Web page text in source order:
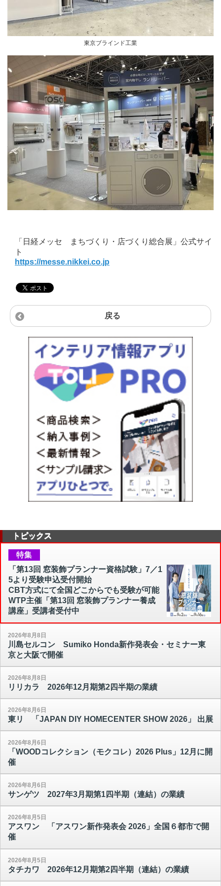
東京ブラインド工業
「日経メッセ まちづくり・店づくり総合展」公式サイ
ト
https://messe.nikkei.co.jp
戻る
トピックス
特集
「第13回 窓装飾プランナー資格試験」7／1
5より受験申込受付開始
CBT方式にて全国どこからでも受験が可能
WTP主催「第13回 窓装飾プランナー養成
講座」受講者受付中
2026年8月8日
川島セルコン Sumiko Honda新作発表会・セミナー東
京と大阪で開催
2026年8月8日
リリカラ 2026年12月期第2四半期の業績
2026年8月6日
東リ 「JAPAN DIY HOMECENTER SHOW 2026」 出展
2026年8月6日
「WOODコレクション（モクコレ）2026 Plus」12月に開
催
2026年8月6日
サンゲツ 2027年3月期第1四半期（連結）の業績
2026年8月5日
アスワン 「アスワン新作発表会 2026」全国６都市で開
催
2026年8月5日
タチカワ 2026年12月期第2四半期（連結）の業績